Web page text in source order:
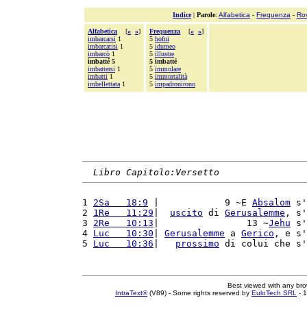
Indice| Parole: Alfabetica - Frequenza -
Alfabetica [« »]
imbarcarsi 1
imbarcatisi 1
imbarcò 1
imbatté 5
imbattersi 1
imbatti 1
imbellettata 1
Frequenza [« »]
5 hofni
5 idumeo
5 illustre
5 imbatté
5 immolare
5 immortalità
5 impadronirono
Libro Capitolo:Versetto
1 2Sa   18:9 |            9 ~E Absalom s'
2 1Re   11:29 uscito di Gerusalemme , s'
3 2Re   10:13 |                13 ~Jehu s'
4 Luc   10:30 Gerusalemme a Gerico , e s'
5 Luc   10:36 prossimo di colui che s'
Best viewed with any
IntraText®(V89) - Some rights reserved by EuloTech SRL -